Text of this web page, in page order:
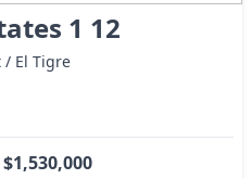
1 12
/ El Tigre